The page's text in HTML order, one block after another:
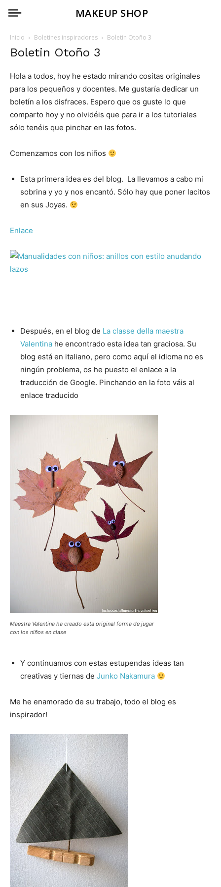
MAKEUP SHOP
Inicio Boletines inspiradores Boletin Otoño 3
Boletin Otoño 3
Hola a todos, hoy he estado mirando cositas originales
para los pequeños y docentes. Me gustaría dedicar un
boletín a los disfraces. Espero que os guste lo que
comparto hoy y no olvidéis que para ir a los tutoriales
sólo tenéis que pinchar en las fotos.
Comenzamos con los niños
Esta primera idea es del blog. La llevamos a cabo mi
sobrina y yo y nos encantó. Sólo hay que poner lacitos
en sus Joyas.
Enlace
Después, en el blog de La classe della maestra
Valentina he encontrado esta idea tan graciosa. Su
blog está en italiano, pero como aquí el idioma no es
ningún problema, os he puesto el enlace a la
traducción de Google. Pinchando en la foto váis al
enlace traducido
Maestra Valentina ha creado esta original forma de jugar
con los niños en clase
Y continuamos con estas estupendas ideas tan
creativas y tiernas de Junko Nakamura
Me he enamorado de su trabajo, todo el blog es
inspirador!